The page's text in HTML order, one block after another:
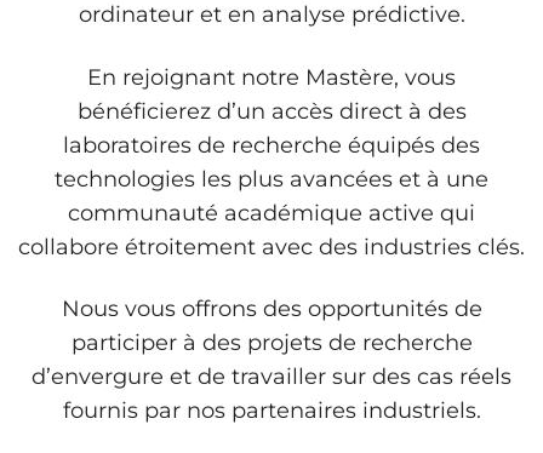
ordinateur et en analyse prédictive.
En rejoignant notre Mastère, vous
bénéficierez d’un accès direct à des
laboratoires de recherche équipés des
technologies les plus avancées et à une
communauté académique active qui
collabore étroitement avec des industries clés.
Nous vous offrons des opportunités de
participer à des projets de recherche
d’envergure et de travailler sur des cas réels
fournis par nos partenaires industriels.